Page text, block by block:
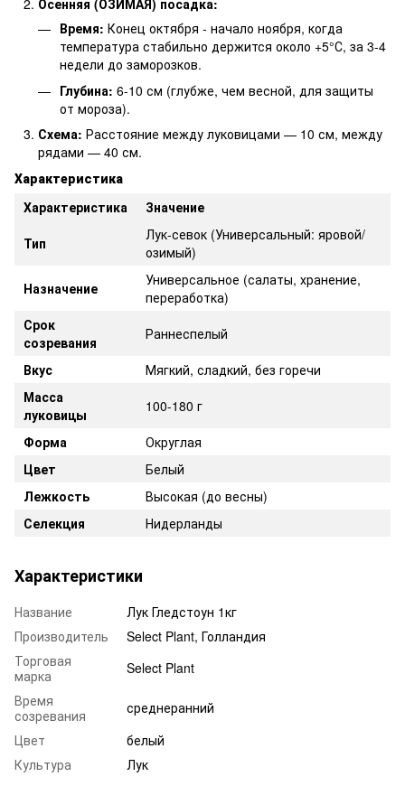
Осенняя (ОЗИМАЯ) посадка:
Время: Конец октября - начало ноября, когда
температура стабильно держится около +5°С, за 3-4
недели до заморозков.
Глубина: 6-10 см (глубже, чем весной, для защиты
от мороза).
Схема: Расстояние между луковицами — 10 см, между
рядами — 40 см.
Характеристика
Характеристика
Значение
Тип
Лук-севок (Универсальный: яровой/
озимый)
Назначение
Универсальное (салаты, хранение,
переработка)
Срок
созревания
Раннеспелый
Вкус
Мягкий, сладкий, без горечи
Масса
луковицы
100-180 г
Форма
Округлая
Цвет
Белый
Лежкость
Высокая (до весны)
Селекция
Нидерланды
Характеристики
Название
Лук Гледстоун 1кг
Производитель
Select Plant, Голландия
Торговая
марка
Select Plant
Время
созревания
среднеранний
Цвет
белый
Культура
Лук